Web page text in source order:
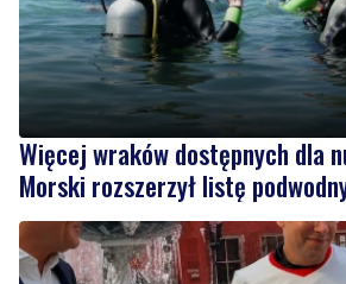
Więcej wraków dostępnych dla
Morski rozszerzył listę